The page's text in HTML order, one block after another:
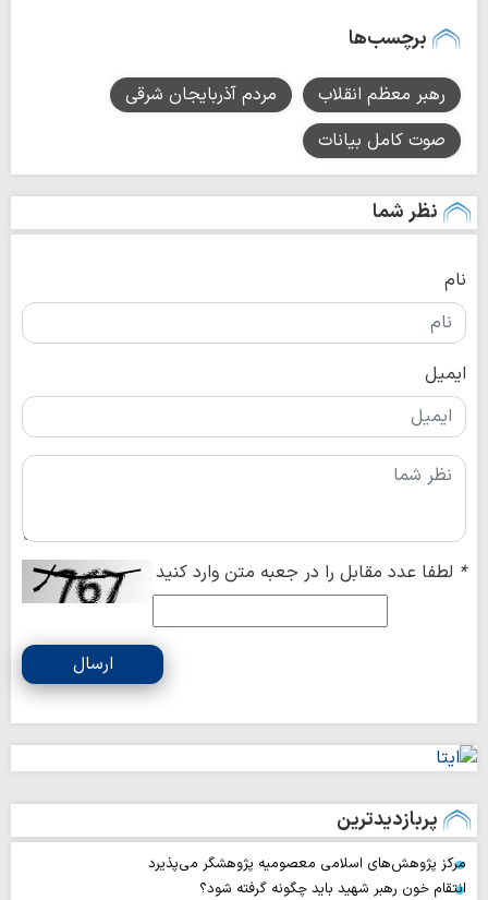
برچسب‌ها
رهبر معظم انقلاب
مردم آذربایجان شرقی
صوت کامل بیانات
نظر شما
نام
ایمیل
* لطفا عدد مقابل را در جعبه متن وارد کنید
ارسال
پربازدیدترین
مرکز پژوهش‌های اسلامی معصومیه پژوهشگر می‌پذیرد
انتقام خون رهبر شهید باید چگونه گرفته شود؟